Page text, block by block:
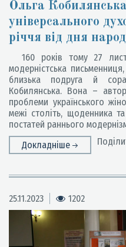
Ольга
універсального
річчя від дня
160 років тому 27
модерністська
близька подруга й
Кобилянська. Вона –
проблеми українського
межі століть, щоденника
постатей раннього
Докладніше
25.11.2023 1202